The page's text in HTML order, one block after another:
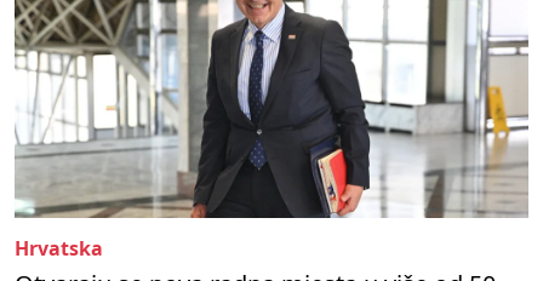
Hrvatska